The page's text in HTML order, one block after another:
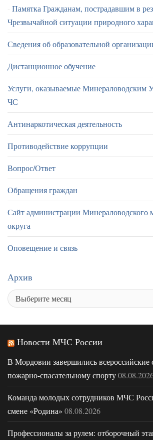
Памятка Гражданам, пострадавшим в
Чрезвычайной ситуации природного
Сведения об образовательной
Дистанционное обучение
Услуги, оказываемые Минераловодским
ЧС
Антинаркотическая деятельность
Противодействие коррупции
Вопрос/Ответ
Обращения граждан
Сайт администрации Минераловодского
округа
Оповещение и связь
Архив
Новости МЧС России
В Мордовии завершились всероссийские
пожарно-спасательному спорту
Команда молодых сотрудников МЧС
смене «Родина» 08.08.2026
Профессионалы за рулем: отборочный